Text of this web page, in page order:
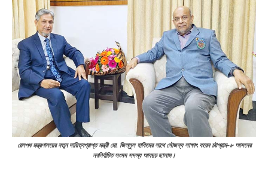
রেলপথ মন্ত্রণালয়ের নতুন দায়িত্বপ্রাপ্ত মন্ত্রী মো. জিল্লুল হাকিমের সাথে সৌজন্য সাক্ষাৎ করেন চট্টগ্রাম-৮ আসনের
নবনির্বাচিত সংসদ সদস্য আবদুচ ছালাম।